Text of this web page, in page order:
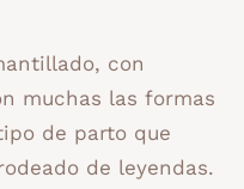
con
muchas las formas
de parto que
de leyendas.